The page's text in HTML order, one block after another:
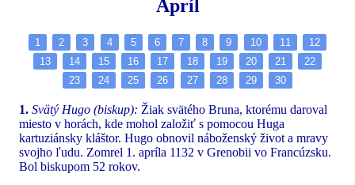
Apríl
1 2 3 4 5 6 7 8 9 10 11
12
13
14 15 16 17 18 19 20 21
22
23
24 25 26 27 28 29 30
1. Svätý Hugo (biskup): Žiak svätého Bruna, ktorému daroval
miesto v horách, kde mohol založiť s pomocou Huga
kartuziánsky kláštor. Hugo obnovil náboženský život a mravy
svojho ľudu. Zomrel 1. apríla 1132 v Grenobii vo Francúzsku.
Bol biskupom 52 rokov.